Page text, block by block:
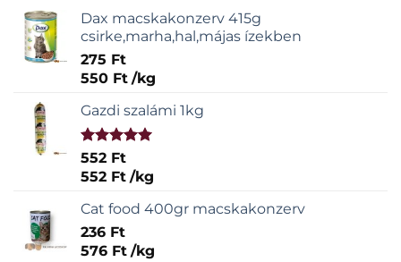
Dax macskakonzerv 415g
csirke,marha,hal,májas ízekben
275 Ft
550 Ft /kg
Gazdi szalámi 1kg
Értékelés:
5.00/ 5
552 Ft
552 Ft /kg
Cat food 400gr macskakonzerv
236 Ft
576 Ft /kg